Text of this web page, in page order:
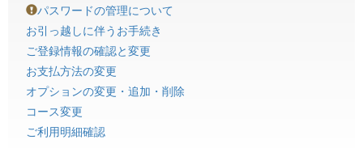
パスワードの管理について
お引っ越しに伴うお手続き
ご登録情報の確認と変更
お支払方法の変更
オプションの変更・追加・削除
コース変更
ご利用明細確認